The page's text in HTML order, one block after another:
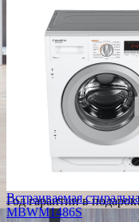
Год гарантии в
Встраиваемая
MBWM1486S